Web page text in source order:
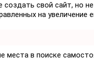
свой сайт, но
на
места в поиске